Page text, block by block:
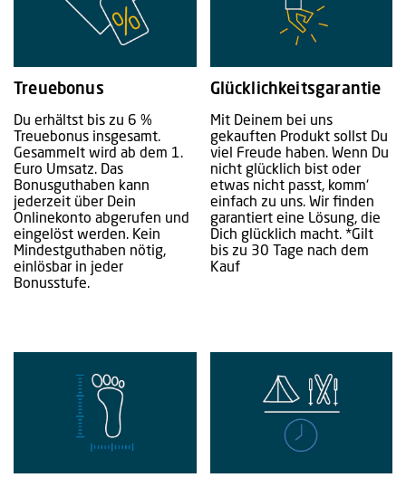
Treuebonus
Du erhältst bis zu 6 %
Treuebonus insgesamt.
Gesammelt wird ab dem 1.
Euro Umsatz. Das
Bonusguthaben kann
jederzeit über Dein
Onlinekonto abgerufen und
eingelöst werden. Kein
Mindestguthaben nötig,
einlösbar in jeder
Bonusstufe.
Glücklichkeitsgarantie
Mit Deinem bei uns
gekauften Produkt sollst Du
viel Freude haben. Wenn Du
nicht glücklich bist oder
etwas nicht passt, komm‘
einfach zu uns. Wir finden
garantiert eine Lösung, die
Dich glücklich macht. *Gilt
bis zu 30 Tage nach dem
Kauf